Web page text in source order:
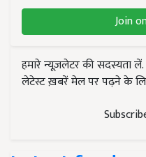
Join
हमारे न्यूज़लेटर की सदस्यता
लेटेस्ट ख़बरें मेल पर पढ़ने के